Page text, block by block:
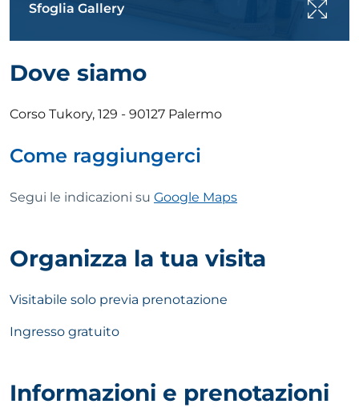
Sfoglia Gallery
Dove siamo
Corso Tukory, 129 - 90127 Palermo
Come raggiungerci
Segui le indicazioni su Google Maps
Organizza la tua visita
Visitabile solo previa prenotazione
Ingresso gratuito
Informazioni e prenotazioni